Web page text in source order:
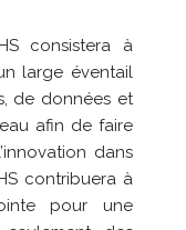
consistera à
large éventail
de données et
afin de faire
dans
contribuera à
pour une